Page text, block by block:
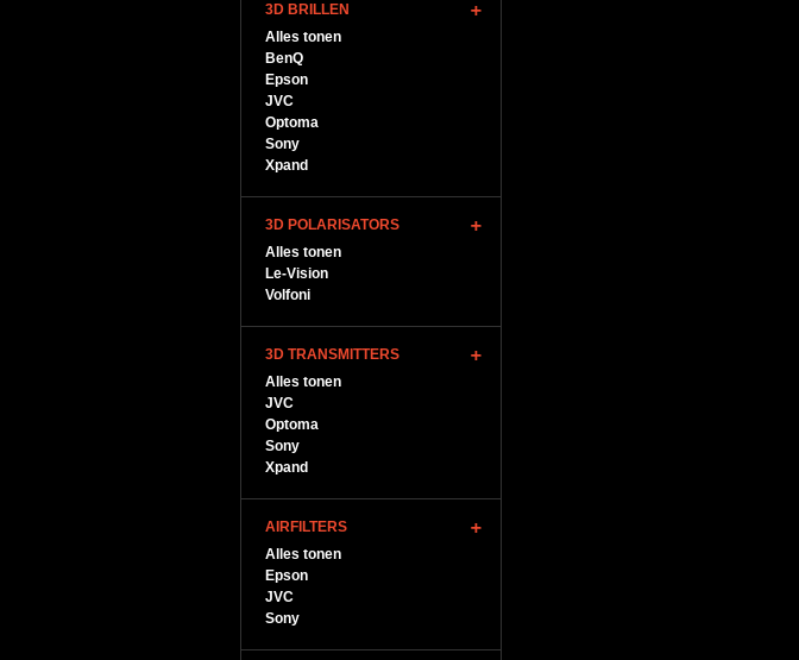
3D BRILLEN
Alles tonen
BenQ
Epson
JVC
Optoma
Sony
Xpand
3D POLARISATORS
Alles tonen
Le-Vision
Volfoni
3D TRANSMITTERS
Alles tonen
JVC
Optoma
Sony
Xpand
AIRFILTERS
Alles tonen
Epson
JVC
Sony